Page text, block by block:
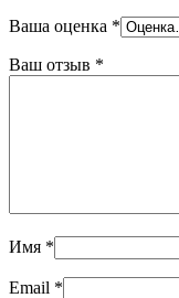
Ваша оценка *
Ваш отзыв *
Имя *
Email *